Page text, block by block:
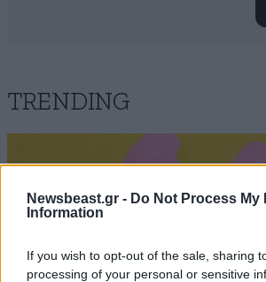
Newsbeast.gr - Do Not Process My
Information
If you wish to opt-out of the sale, sharing
processing of your personal or sensitive
TRENDING